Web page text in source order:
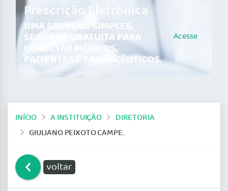
Prescrição Eletrônica
UMA SOLUÇÃO SIMPLES,
SEGURA E GRATUITA PARA
CONECTAR MÉDICOS,
PACIENTES E FARMACÊUTICOS.
Acesse
INÍCIO A INSTITUIÇÃO
DIRETORIA
GIULIANO PEIXOTO CAMPELO
voltar